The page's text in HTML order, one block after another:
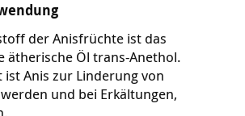
der Anisfrüchte ist das
ätherische Öl trans-Anethol.
Anis zur Linderung von
und bei Erkältungen,